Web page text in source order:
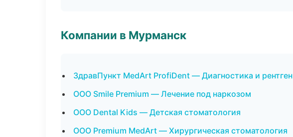
Компании в Мурманск
ЗдравПункт MedArt ProfiDent — Диагностика и рентген
ООО Smile Premium — Лечение под наркозом
ООО Dental Kids — Детская стоматология
ООО Premium MedArt — Хирургическая стоматология